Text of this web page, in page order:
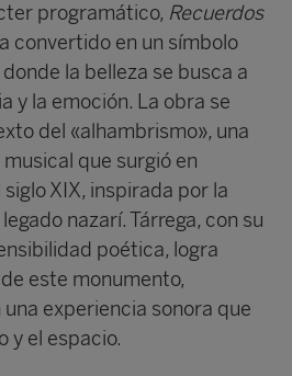
programático, Recuerdos
convertido en un símbolo
la belleza se busca a
y la emoción. La obra se
del «alhambrismo», una
que surgió en
XIX, inspirada por la
nazarí. Tárrega, con su
poética, logra
este monumento,
experiencia sonora que
y el espacio.